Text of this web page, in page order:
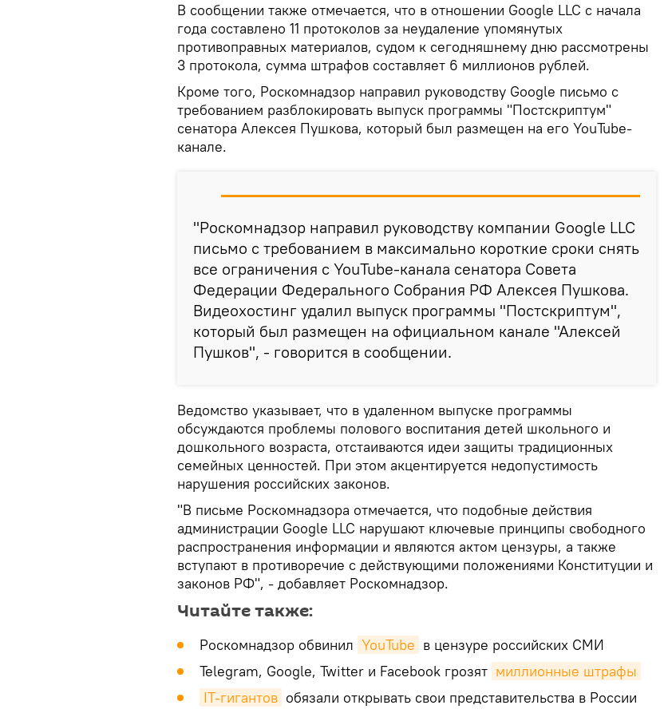
В сообщении также отмечается, что в отношении Google LLC с начала
года составлено 11 протоколов за неудаление упомянутых
противоправных материалов, судом к сегодняшнему дню рассмотрены
3 протокола, сумма штрафов составляет 6 миллионов рублей.
Кроме того, Роскомнадзор направил руководству Google письмо с
требованием разблокировать выпуск программы "Постскриптум"
сенатора Алексея Пушкова, который был размещен на его YouTube-
канале.
"Роскомнадзор направил руководству компании Google LLC
письмо с требованием в максимально короткие сроки снять
все ограничения с YouTube-канала сенатора Совета
Федерации Федерального Собрания РФ Алексея Пушкова.
Видеохостинг удалил выпуск программы "Постскриптум",
который был размещен на официальном канале "Алексей
Пушков", - говорится в сообщении.
Ведомство указывает, что в удаленном выпуске программы
обсуждаются проблемы полового воспитания детей школьного и
дошкольного возраста, отстаиваются идеи защиты традиционных
семейных ценностей. При этом акцентируется недопустимость
нарушения российских законов.
"В письме Роскомнадзора отмечается, что подобные действия
администрации Google LLC нарушают ключевые принципы свободного
распространения информации и являются актом цензуры, а также
вступают в противоречие с действующими положениями Конституции и
законов РФ", - добавляет Роскомнадзор.
Читайте также:
Роскомнадзор обвинил YouTube в цензуре российских СМИ
Telegram, Google, Twitter и Facebook грозят миллионные штрафы
IT-гигантов обязали открывать свои представительства в России